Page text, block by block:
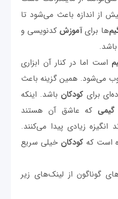
از اندازه باعث می‌شود تا
ها برای آموزش کدنویسی و
باشد.
است اما در کنار آن ابزاری
می‌شود. همین گزینه باعث
برای کودکان باشد. اینکه
گیمی که عاشق آن هستند
زیادی پیدا می‌کنند.
است که کودکان خیلی سریع
گوناگون از لینک‌های زیر